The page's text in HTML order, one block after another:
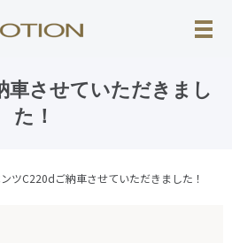
車させていただきまし
た！
ツC220dご納車させていただきました！